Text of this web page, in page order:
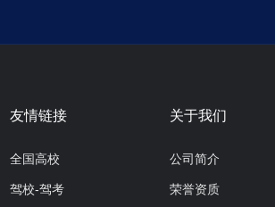
友情链接
全国高校
驾校-驾考
关于我们
公司简介
荣誉资质